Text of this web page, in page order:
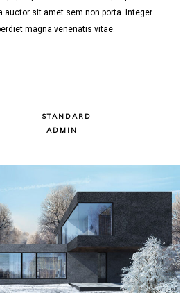
auctor sit amet sem non porta. Integer
magna venenatis vitae.
STANDARD
ADMIN